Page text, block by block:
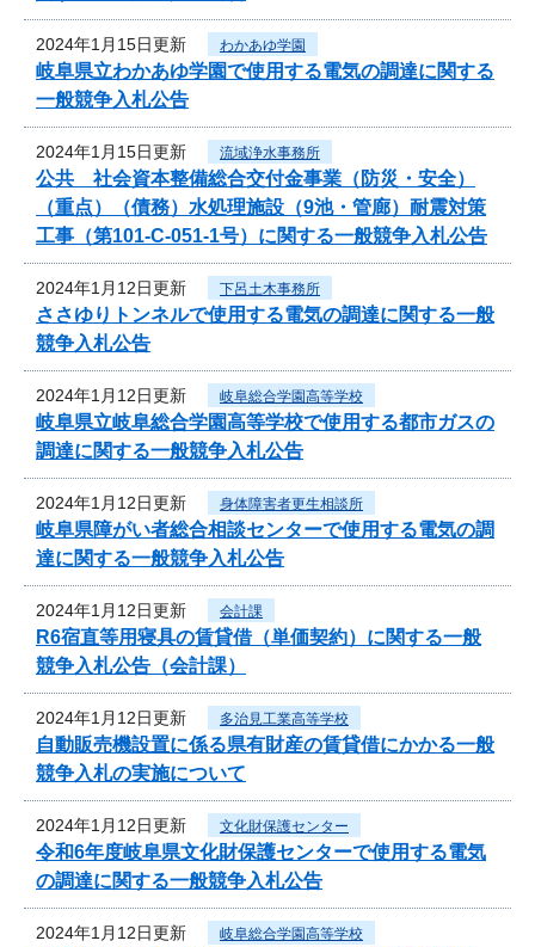
2024年1月15日更新 わかあゆ学園
岐阜県立わかあゆ学園で使用する電気の調達に関する
一般競争入札公告
2024年1月15日更新 流域浄水事務所
公共 社会資本整備総合交付金事業（防災・安全）
（重点）（債務）水処理施設（9池・管廊）耐震対策
工事（第101-C-051-1号）に関する一般競争入札公告
2024年1月12日更新 下呂土木事務所
ささゆりトンネルで使用する電気の調達に関する一般
競争入札公告
2024年1月12日更新 岐阜総合学園高等学校
岐阜県立岐阜総合学園高等学校で使用する都市ガスの
調達に関する一般競争入札公告
2024年1月12日更新 身体障害者更生相談所
岐阜県障がい者総合相談センターで使用する電気の調
達に関する一般競争入札公告
2024年1月12日更新 会計課
R6宿直等用寝具の賃貸借（単価契約）に関する一般
競争入札公告（会計課）
2024年1月12日更新 多治見工業高等学校
自動販売機設置に係る県有財産の賃貸借にかかる一般
競争入札の実施について
2024年1月12日更新 文化財保護センター
令和6年度岐阜県文化財保護センターで使用する電気
の調達に関する一般競争入札公告
2024年1月12日更新 岐阜総合学園高等学校